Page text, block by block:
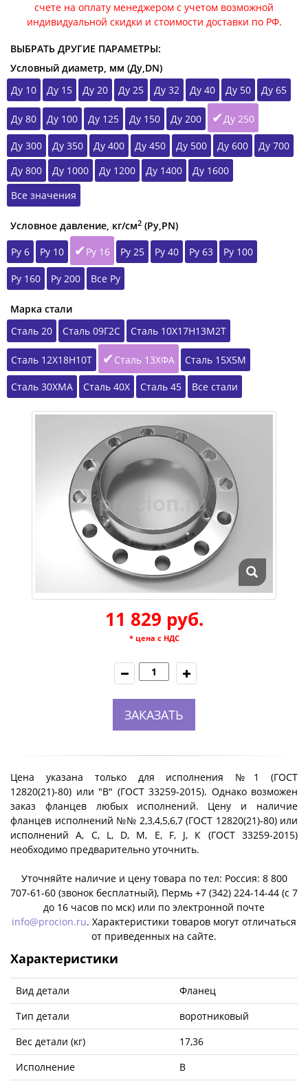
счете на оплату менеджером с учетом возможной
индивидуальной скидки и стоимости доставки по РФ.
ВЫБРАТЬ ДРУГИЕ ПАРАМЕТРЫ:
Условный диаметр, мм (Ду,DN)
Ду 10
Ду 15 Ду 20 Ду 25 Ду 32 Ду 40 Ду 50 Ду 65
Ду 80 Ду 100 Ду 125 Ду 150 Ду 200 Ду 250
Ду 300 Ду 350 Ду 400 Ду 450 Ду 500 Ду 600
Ду 700
Ду 800
Ду 1000 Ду 1200 Ду 1400
Ду 1600
Все значения
Условное давление, кг/см2 (Ру,РN)
Ру 6
Ру 10 Ру 16 Ру 25 Ру 40 Ру 63 Ру 100
Ру 160 Ру 200 Все Ру
Марка стали
Сталь 20
Сталь 09Г2С Сталь 10Х17Н13М2Т
Сталь 12Х18Н10Т Сталь 13ХФА Сталь 15Х5М
Сталь 30ХМА Сталь 40Х Сталь 45 Все стали
11 829 руб.
* цена с НДС
ЗАКАЗАТЬ
Цена указана только для исполнения №1 (ГОСТ
12820(21)-80) или "B" (ГОСТ 33259-2015). Однако возможен
заказ фланцев любых исполнений. Цену и наличие
фланцев исполнений №№ 2,3,4,5,6,7 (ГОСТ 12820(21)-80) или
исполнений A, C, L, D, M, E, F, J, К (ГОСТ 33259-2015)
необходимо предварительно уточнить.
Уточняйте наличие и цену товара по тел: Россия: 8 800
707-61-60 (звонок бесплатный), Пермь +7 (342) 224-14-44 (c 7
до 16 часов по мск) или по электронной почте
info@procion.ru. Характеристики товаров могут отличаться
от приведенных на сайте.
Характеристики
Вид детали
Фланец
Тип детали
воротниковый
Вес детали (кг)
17,36
Исполнение
B